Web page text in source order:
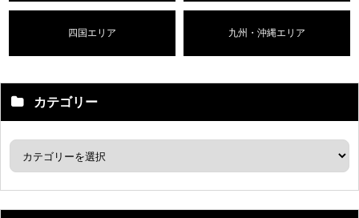
四国エリア 九州・沖縄エリア
カテゴリー